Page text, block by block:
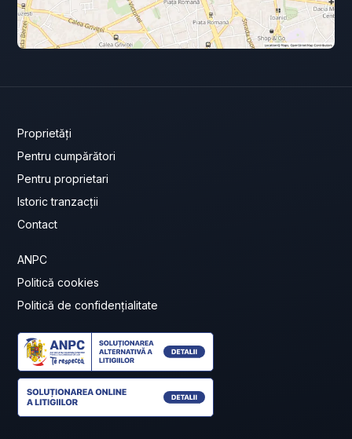
Proprietăți
Pentru cumpărători
Pentru proprietari
Istoric tranzacții
Contact
ANPC
Politică cookies
Politică de confidențialitate